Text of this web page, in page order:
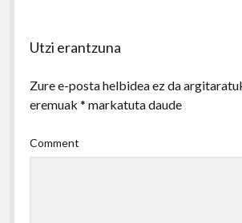
Utzi erantzuna
Zure e-posta helbidea ez da
eremuak * markatuta daude
Comment